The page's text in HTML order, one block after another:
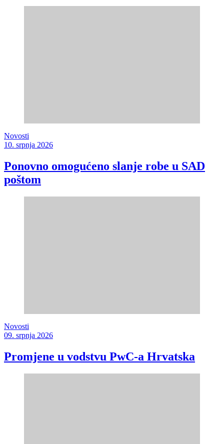
Novosti
10. srpnja 2026
Ponovno omogućeno slanje robe u SAD
poštom
Novosti
09. srpnja 2026
Promjene u vodstvu PwC-a Hrvatska